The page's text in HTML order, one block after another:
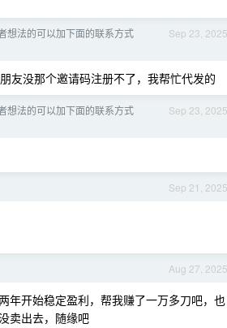
Sep 23, 2025
想法的可以加下面的联系方式
友没那个邀请码注册不了，我帮忙代发的
Sep 23, 2025
想法的可以加下面的联系方式
Sep 21, 2025
Aug 27, 2025
年开始稳定盈利，帮我赚了一万多刀吧，也
卖出去，随缘吧